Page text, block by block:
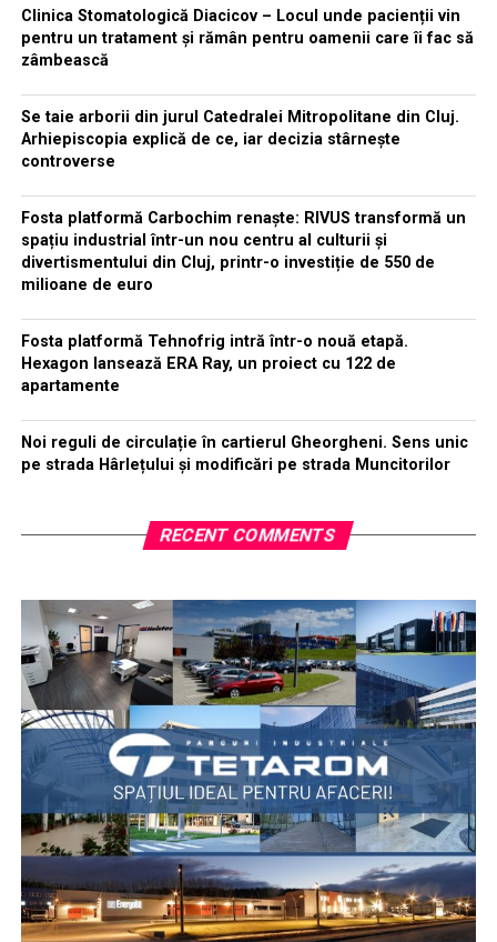
Clinica Stomatologică Diacicov – Locul unde pacienții vin
pentru un tratament și rămân pentru oamenii care îi fac să
zâmbească
Se taie arborii din jurul Catedralei Mitropolitane din Cluj.
Arhiepiscopia explică de ce, iar decizia stârnește
controverse
Fosta platformă Carbochim renaște: RIVUS transformă un
spațiu industrial într-un nou centru al culturii și
divertismentului din Cluj, printr-o investiție de 550 de
milioane de euro
Fosta platformă Tehnofrig intră într-o nouă etapă.
Hexagon lansează ERA Ray, un proiect cu 122 de
apartamente
Noi reguli de circulație în cartierul Gheorgheni. Sens unic
pe strada Hârlețului și modificări pe strada Muncitorilor
RECENT COMMENTS